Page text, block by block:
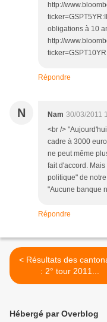
http://
obligations à 10
http://
Répondre
N Nam 30/03/2011
<br />
cadre à 3000
ne peut même
fait d'accord.
politique" de
"Aucune banque
Répondre
< Résultats des cantonales
: 2° tour 2011...
Hébergé par Overblog